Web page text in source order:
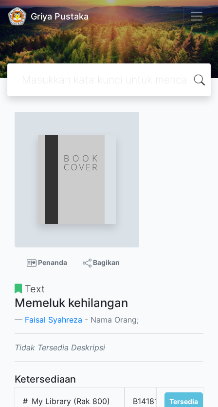
Griya Pustaka
Penanda Bagikan
Text
Memeluk kehilangan
Faisal Syahreza - Nama Orang;
Tidak Tersedia Deskripsi
Ketersediaan
# My Library (Rak 800) B14181 Tersedia